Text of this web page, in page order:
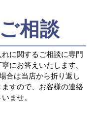
ご相談
に関するご相談に専門
にお答えいたします。
合は当店から折り返し
すので、お客様の連絡
ませ。